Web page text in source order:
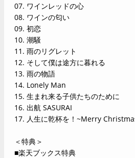
07. ワインレッドの心
08. ワインの匂い
09. 初恋
10. 潮騒
11. 雨のリグレット
12. そして僕は途方に暮れる
13. 雨の物語
14. Lonely Man
15. 生まれ来る子供たちのために
16. 出航 SASURAI
17. 人生に乾杯を！~Merry
＜特典＞
■楽天ブックス特典